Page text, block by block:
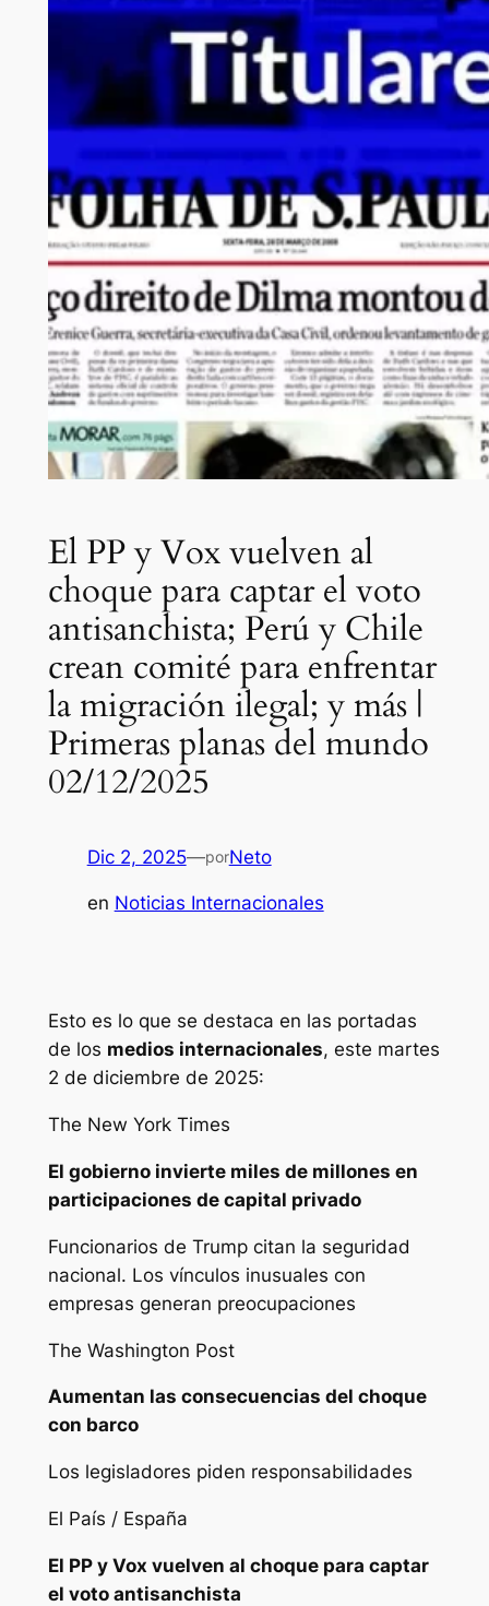
El PP y Vox vuelven al
choque para captar el voto
antisanchista; Perú y Chile
crean comité para enfrentar
la migración ilegal; y más |
Primeras planas del mundo
02/12/2025
Dic 2, 2025—porNeto
en Noticias Internacionales
Esto es lo que se destaca en las portadas
de los medios internacionales, este martes
2 de diciembre de 2025:
The New York Times
El gobierno invierte miles de millones en
participaciones de capital privado
Funcionarios de Trump citan la seguridad
nacional. Los vínculos inusuales con
empresas generan preocupaciones
The Washington Post
Aumentan las consecuencias del choque
con barco
Los legisladores piden responsabilidades
El País / España
El PP y Vox vuelven al choque para captar
el voto antisanchista